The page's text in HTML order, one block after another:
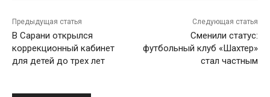
Предыдущая статья
В Сарани открылся
коррекционный кабинет
для детей до трех лет
Следующая статья
Сменили статус:
футбольный клуб «Шахтер»
стал частным